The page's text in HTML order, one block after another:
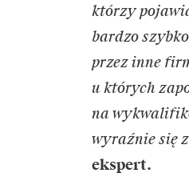
którzy
bardzo
przez inne
u których
na
wyraźnie się
ekspert.